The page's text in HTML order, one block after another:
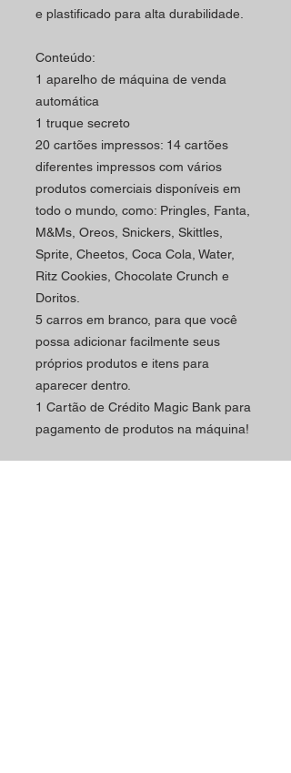
e plastificado para alta durabilidade.
Conteúdo:
1 aparelho de máquina de venda
automática
1 truque secreto
20 cartões impressos: 14 cartões
diferentes impressos com vários
produtos comerciais disponíveis em
todo o mundo, como: Pringles, Fanta,
M&Ms, Oreos, Snickers, Skittles,
Sprite, Cheetos, Coca Cola, Water,
Ritz Cookies, Chocolate Crunch e
Doritos.
5 carros em branco, para que você
possa adicionar facilmente seus
próprios produtos e itens para
aparecer dentro.
1 Cartão de Crédito Magic Bank para
pagamento de produtos na máquina!